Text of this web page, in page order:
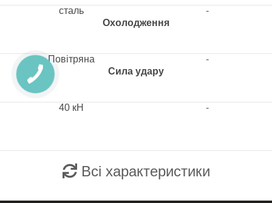
Охолодження
Сила удару
сталь
Повітряна
40 кН
-
-
-
Всі характеристики